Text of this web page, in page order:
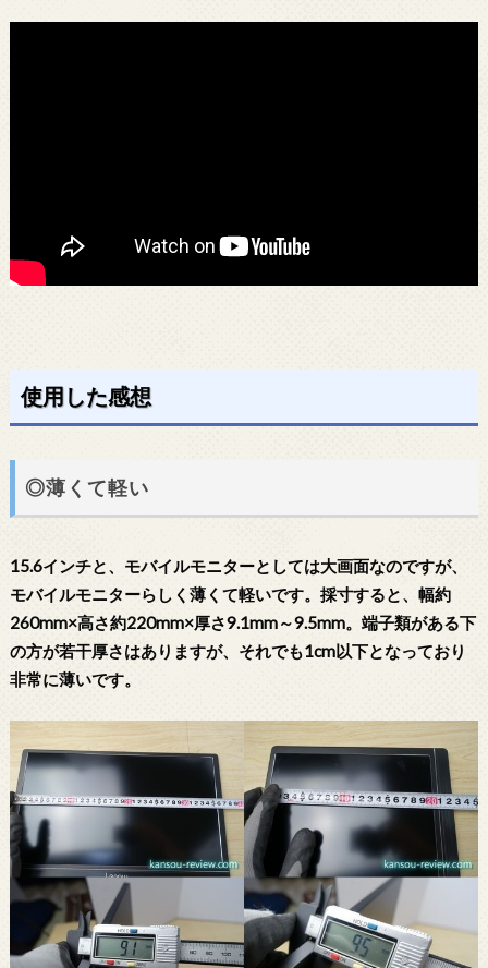
使用した感想
◎薄くて軽い
15.6インチと、モバイルモニターとしては大画面なのですが、
モバイルモニターらしく薄くて軽いです。採寸すると、幅約
260mm×高さ約220mm×厚さ9.1mm～9.5mm。端子類がある下
の方が若干厚さはありますが、それでも1cm以下となっており
非常に薄いです。